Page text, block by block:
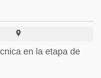

en la etapa de